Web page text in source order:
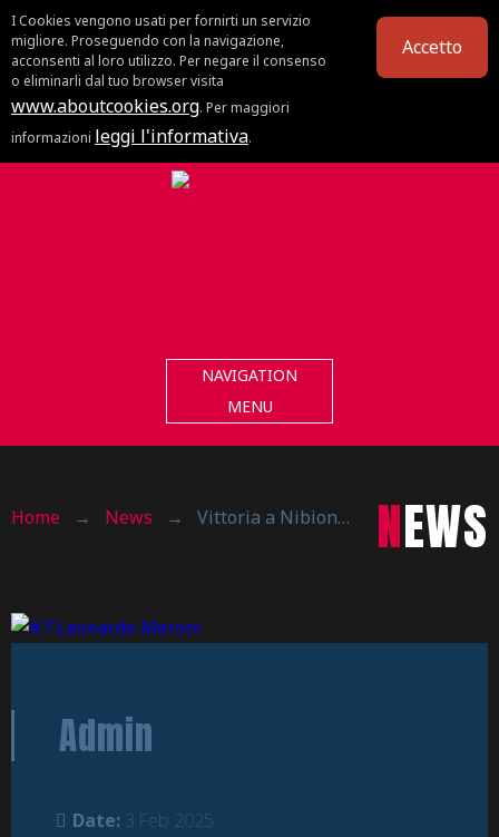
I Cookies vengono usati per fornirti un servizio
migliore. Proseguendo con la navigazione,
acconsenti al loro utilizzo. Per negare il consenso
o eliminarli dal tuo browser visita
www.aboutcookies.org. Per maggiori
informazioni leggi l'informativa.
Accetto
NAVIGATION
MENU
Home → News → Vittoria a Nibionno, inizia il nostro 2025 NEWS
Admin
Date: 3 Feb 2025